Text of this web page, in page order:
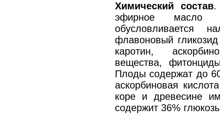
Химический состав.
эфирное масло
обусловливается
флавоновый
каротин,
вещества,
Плоды содержат до
аскорбиновая
коре и древесине
содержит 36%